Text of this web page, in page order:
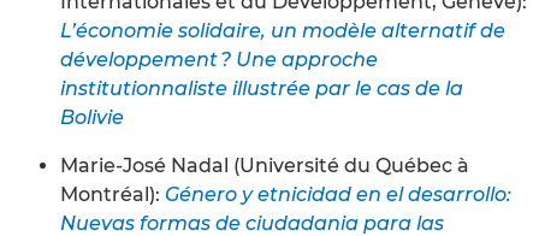
L’économie solidaire, un modèle alternatif de
développement ? Une approche
institutionnaliste illustrée par le cas de la
Bolivie
Marie-José Nadal (Université du Québec à
Montréal): Género y etnicidad en el desarrollo:
Nuevas formas de ciudadania para las